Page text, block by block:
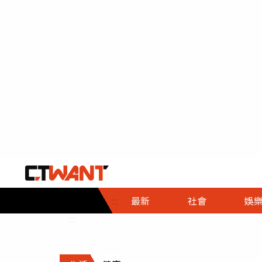
::: 最新 社會
社會首頁
時事
調查
娛樂
娛樂首頁
即時
財經首頁
熱線
政